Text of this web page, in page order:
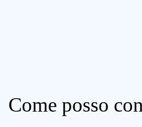
Come posso